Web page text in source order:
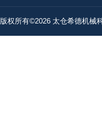
版权所有©2026 太仓希德机械